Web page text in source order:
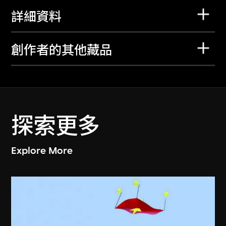
詳細資料
創作者的其他藏品
探索更多
Explore More